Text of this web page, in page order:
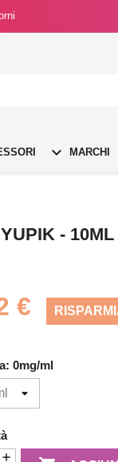
 MARCHI
- 10ML
€
0mg/ml